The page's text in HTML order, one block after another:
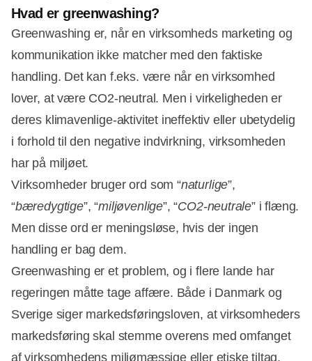
Hvad er greenwashing?
Greenwashing er, når en virksomheds marketing og
kommunikation ikke matcher med den faktiske
handling. Det kan f.eks. være når en virksomhed
lover, at være CO2-neutral. Men i virkeligheden er
deres klimavenlige-aktivitet ineffektiv eller ubetydelig
i forhold til den negative indvirkning, virksomheden
har på miljøet.
Virksomheder bruger ord som “naturlige”,
“bæredygtige”, “miljøvenlige”, “CO2-neutrale” i flæng.
Men disse ord er meningsløse, hvis der ingen
handling er bag dem.
Greenwashing er et problem, og i flere lande har
regeringen måtte tage affære. Både i Danmark og
Sverige siger markedsføringsloven, at virksomheders
markedsføring skal stemme overens med omfanget
af virksomhedens miljømæssige eller etiske tiltag.